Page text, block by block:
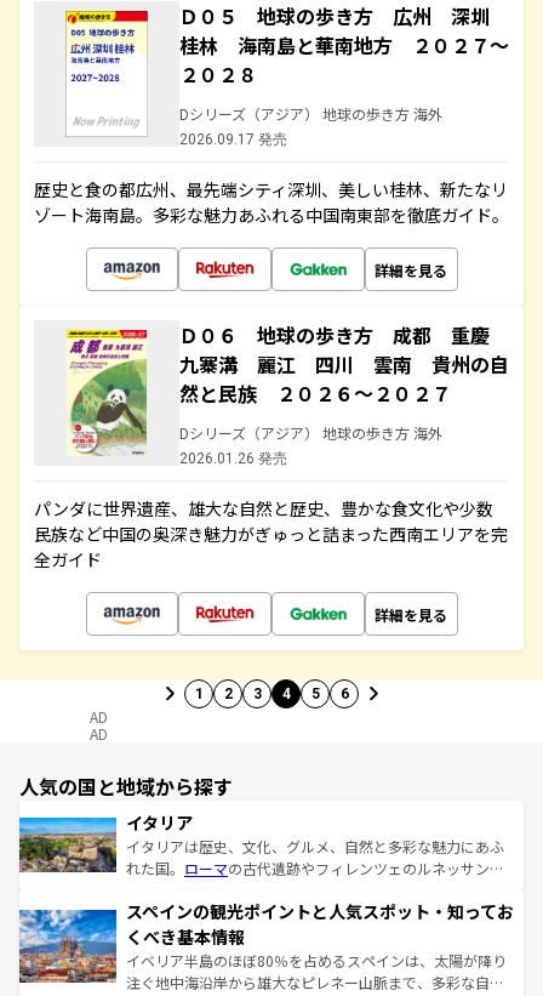
Ｄ０５ 地球の歩き方 広州 深圳
桂林 海南島と華南地方 ２０２７～
２０２８
Dシリーズ（アジア） 地球の歩き方 海外
2026.09.17 発売
歴史と食の都広州、最先端シティ深圳、美しい桂林、新たなリ
ゾート海南島。多彩な魅力あふれる中国南東部を徹底ガイド。
詳細を見る
Ｄ０６ 地球の歩き方 成都 重慶
九寨溝 麗江 四川 雲南 貴州の自
然と民族 ２０２６～２０２７
Dシリーズ（アジア） 地球の歩き方 海外
2026.01.26 発売
パンダに世界遺産、雄大な自然と歴史、豊かな食文化や少数
民族など中国の奥深き魅力がぎゅっと詰まった西南エリアを完
全ガイド
詳細を見る
1 2 3 4 5 6
AD
AD
人気の国と地域から探す
イタリア
イタリアは歴史、文化、グルメ、自然と多彩な魅力にあふ
れた国。 ローマの古代遺跡やフィレンツェのルネッサンス
ろん、トスカーナの美しい田園風景やアマルフィ海岸の絶
景など、自然景観も見逃せない。観光の合間には、本場の
ピザやパスタなど、絶品のイタリア料理を堪能することも
できる。朝目覚めてから夜眠るまで、すべての瞬間を楽し
スペインの観光ポイントと人気スポット・知ってお
くべき基本情報
イベリア半島のほぼ80％を占めるスペインは、太陽が降り
注ぐ地中海沿岸から雄大なピレネー山脈まで、多彩な自然